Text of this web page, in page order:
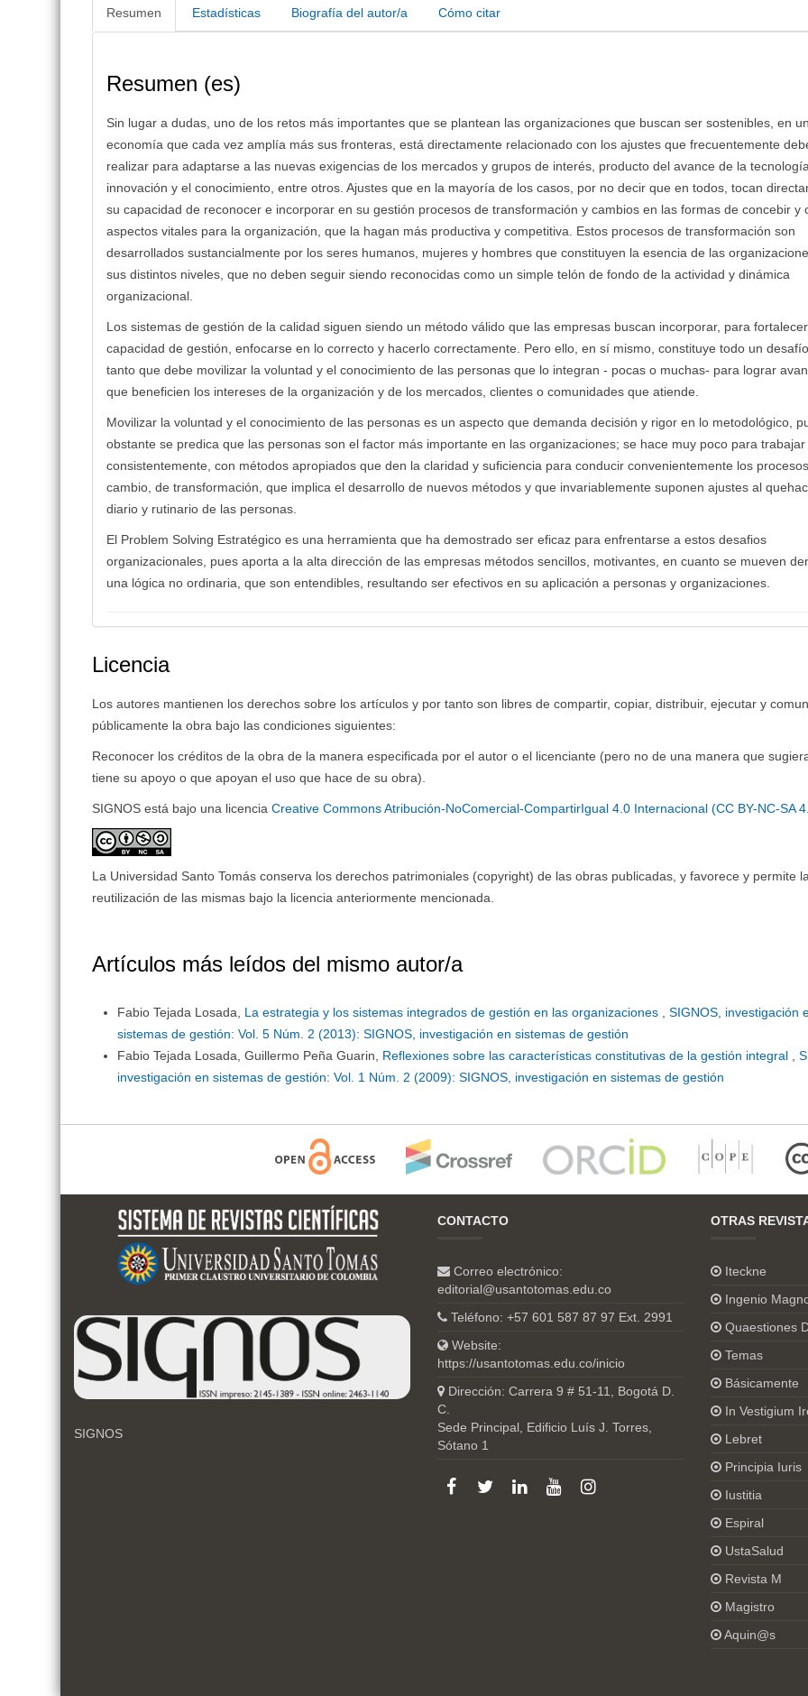
Resumen Estadísticas Biografía del autor/a Cómo citar
Resumen (es)
Sin lugar a dudas, uno de los retos más importantes que se plantean las organizaciones que buscan ser sostenibles, en
economía que cada vez amplía más sus fronteras, está directamente relacionado con los ajustes que frecuentemente
realizar para adaptarse a las nuevas exigencias de los mercados y grupos de interés, producto del avance de la
innovación y el conocimiento, entre otros. Ajustes que en la mayoría de los casos, por no decir que en todos, tocan
su capacidad de reconocer e incorporar en su gestión procesos de transformación y cambios en las formas de concebir y
aspectos vitales para la organización, que la hagan más productiva y competitiva. Estos procesos de transformación son
desarrollados sustancialmente por los seres humanos, mujeres y hombres que constituyen la esencia de las
sus distintos niveles, que no deben seguir siendo reconocidas como un simple telón de fondo de la actividad y dinámica
organizacional.
Los sistemas de gestión de la calidad siguen siendo un método válido que las empresas buscan incorporar, para
capacidad de gestión, enfocarse en lo correcto y hacerlo correctamente. Pero ello, en sí mismo, constituye todo un
tanto que debe movilizar la voluntad y el conocimiento de las personas que lo integran - pocas o muchas- para lograr
que beneficien los intereses de la organización y de los mercados, clientes o comunidades que atiende.
Movilizar la voluntad y el conocimiento de las personas es un aspecto que demanda decisión y rigor en lo metodológico,
obstante se predica que las personas son el factor más importante en las organizaciones; se hace muy poco para trabajar
consistentemente, con métodos apropiados que den la claridad y suficiencia para conducir convenientemente los
cambio, de transformación, que implica el desarrollo de nuevos métodos y que invariablemente suponen ajustes al
diario y rutinario de las personas.
El Problem Solving Estratégico es una herramienta que ha demostrado ser eficaz para enfrentarse a estos desafios
organizacionales, pues aporta a la alta dirección de las empresas métodos sencillos, motivantes, en cuanto se mueven
una lógica no ordinaria, que son entendibles, resultando ser efectivos en su aplicación a personas y organizaciones.
Licencia
Los autores mantienen los derechos sobre los artículos y por tanto son libres de compartir, copiar, distribuir, ejecutar y
públicamente la obra bajo las condiciones siguientes:
Reconocer los créditos de la obra de la manera especificada por el autor o el licenciante (pero no de una manera que
tiene su apoyo o que apoyan el uso que hace de su obra).
SIGNOS está bajo una licenciaCreative Commons Atribución-NoComercial-CompartirIgual 4.0 Internacional (CC BY-NC-SA
La Universidad Santo Tomás conserva los derechos patrimoniales (copyright) de las obras publicadas, y favorece y permite la
reutilización de las mismas bajo la licencia anteriormente mencionada.
Artículos más leídos del mismo autor/a
Fabio Tejada Losada, La estrategia y los sistemas integrados de gestión en las organizaciones ,SIGNOS, investigación
sistemas de gestión: Vol. 5 Núm. 2 (2013): SIGNOS, investigación en sistemas de gestión
Fabio Tejada Losada, Guillermo Peña Guarin, Reflexiones sobre las características constitutivas de la gestión integral ,
investigación en sistemas de gestión: Vol. 1 Núm. 2 (2009): SIGNOS, investigación en sistemas de gestión
SIGNOS
CONTACTO
Correo electrónico:
editorial@usantotomas.edu.co
Teléfono: +57 601 587 87 97 Ext. 2991
Website:
https://usantotomas.edu.co/inicio
Dirección: Carrera 9 # 51-11, Bogotá D.
C.
Sede Principal, Edificio Luís J. Torres,
Sótano 1
OTRAS
Iteckne
Ingenio
Quaestiones
Temas
Básicamente
In Vestigium
Lebret
Principia Iuris
Iustitia
Espiral
UstaSalud
Revista M
Magistro
Aquin@s